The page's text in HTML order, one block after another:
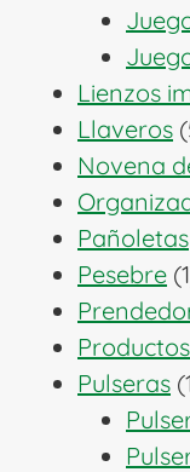
Lienzos
Llaveros
Novena
Pañoletas
Pesebre 1
Pulseras